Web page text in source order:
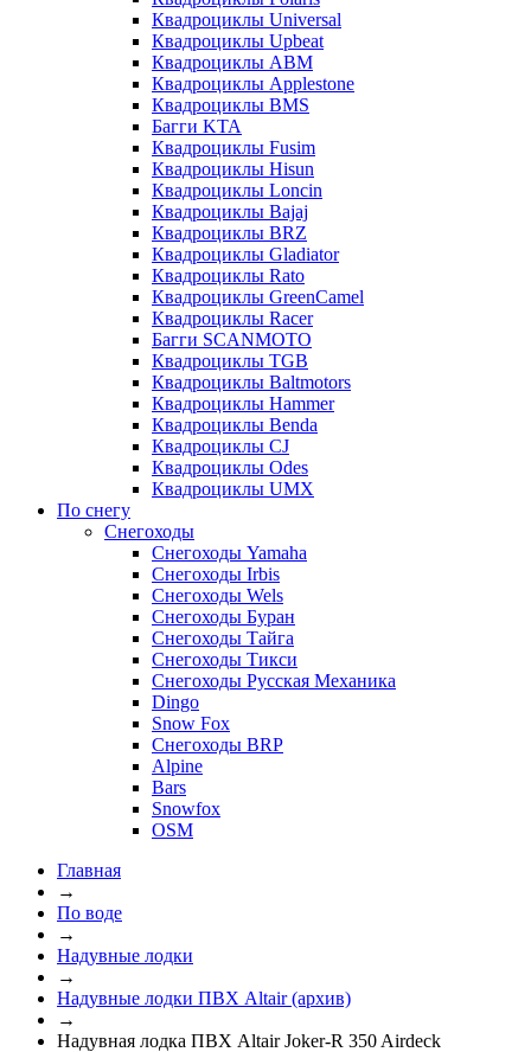
Квадроциклы Universal
Квадроциклы Upbeat
Квадроциклы ABM
Квадроциклы Applestone
Квадроциклы BMS
Багги KTA
Квадроциклы Fusim
Квадроциклы Hisun
Квадроциклы Loncin
Квадроциклы Bajaj
Квадроциклы BRZ
Квадроциклы Gladiator
Квадроциклы Rato
Квадроциклы GreenCamel
Квадроциклы Racer
Багги SCANMOTO
Квадроциклы TGB
Квадроциклы Baltmotors
Квадроциклы Hammer
Квадроциклы Benda
Квадроциклы CJ
Квадроциклы Odes
Квадроциклы UMX
По снегу
Снегоходы
Снегоходы Yamaha
Снегоходы Irbis
Снегоходы Wels
Снегоходы Буран
Снегоходы Тайга
Снегоходы Тикси
Снегоходы Русская Механика
Dingo
Snow Fox
Снегоходы BRP
Alpine
Bars
Snowfox
OSM
Главная
→
По воде
→
Надувные лодки
→
Надувные лодки ПВХ Altair (архив)
→
Надувная лодка ПВХ Altair Joker-R 350 Airdeck